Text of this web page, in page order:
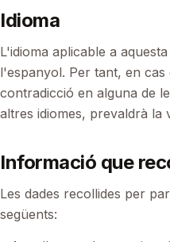
Idioma
L'idioma aplicable a
l'espanyol. Per tant, en cas
contradicció en alguna de
altres idiomes, prevaldrà la
Informació que
Les dades recollides per
següents: